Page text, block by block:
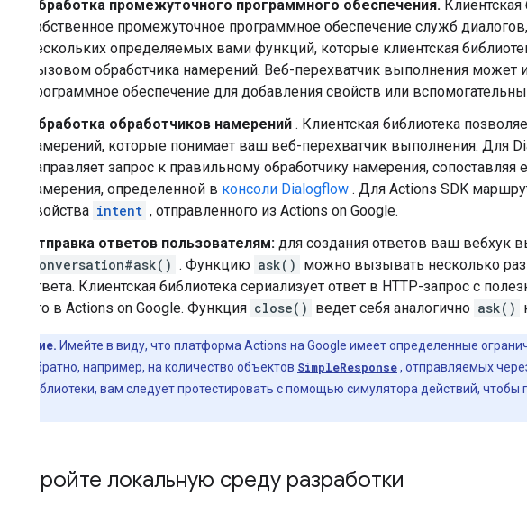
Обработка промежуточного программного обеспечения. Клиентская
собственное промежуточное программное обеспечение служб
нескольких определяемых вами функций, которые клиентская
вызовом обработчика намерений. Веб-перехватчик выполнения
программное обеспечение для добавления свойств или
Обработка обработчиков намерений . Клиентская библиотека
намерений, которые понимает ваш веб-перехватчик выполнения. Для
направляет запрос к правильному обработчику намерения, сопоставляя
намерения, определенной в консоли Dialogflow . Для Actions SDK
свойства intent , отправленного из Actions on Google.
Отправка ответов пользователям: для создания ответов ваш
Conversation#ask() . Функцию ask() можно вызывать несколько
ответа. Клиентская библиотека сериализует ответ в HTTP-запрос с
его в Actions on Google. Функция close() ведет себя аналогично ask()
Имейте в виду, что платформа Actions на Google имеет определенные
обратно, например, на количество объектов SimpleResponse, отправляемых
библиотеки, вам следует протестировать с помощью симулятора действий,
Настройте локальную среду разработки